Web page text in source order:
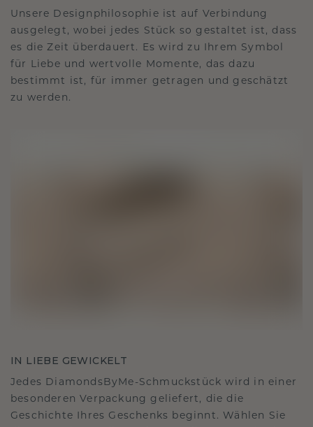
Unsere Designphilosophie ist auf Verbindung
ausgelegt, wobei jedes Stück so gestaltet ist, dass
es die Zeit überdauert. Es wird zu Ihrem Symbol
für Liebe und wertvolle Momente, das dazu
bestimmt ist, für immer getragen und geschätzt
zu werden.
IN LIEBE GEWICKELT
Jedes DiamondsByMe-Schmuckstück wird in einer
besonderen Verpackung geliefert, die die
Geschichte Ihres Geschenks beginnt. Wählen Sie